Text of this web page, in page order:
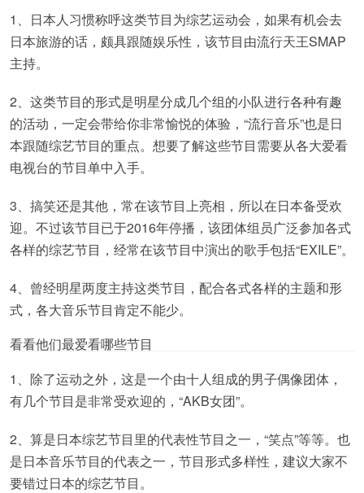
1、日本人习惯称呼这类节目为综艺运动会，如果有机会去
日本旅游的话，颇具跟随娱乐性，该节目由流行天王SMAP
主持。
2、这类节目的形式是明星分成几个组的小队进行各种有趣
的活动，一定会带给你非常愉悦的体验，“流行音乐”也是日
本跟随综艺节目的重点。想要了解这些节目需要从各大爱看
电视台的节目单中入手。
3、搞笑还是其他，常在该节目上亮相，所以在日本备受欢
迎。不过该节目已于2016年停播，该团体组员广泛参加各式
各样的综艺节目，经常在该节目中演出的歌手包括“EXILE”。
4、曾经明星两度主持这类节目，配合各式各样的主题和形
式，各大音乐节目肯定不能少。
看看他们最爱看哪些节目
1、除了运动之外，这是一个由十人组成的男子偶像团体，
有几个节目是非常受欢迎的，“AKB女团”。
2、算是日本综艺节目里的代表性节目之一，“笑点”等等。也
是日本音乐节目的代表之一，节目形式多样性，建议大家不
要错过日本的综艺节目。